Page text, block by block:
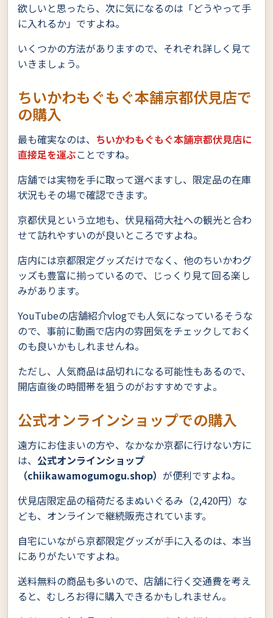
欲しいと思ったら、次に気になるのは「どうやって手
に入れるか」ですよね。
いくつかの方法がありますので、それぞれ詳しく見て
いきましょう。
ちいかわもぐもぐ本舗京都伏見店で
の購入
最も確実なのは、 ちいかわもぐもぐ本舗京都伏見店に
直接足を運ぶことですね。
店舗では実物を手に取って選べますし、限定品の在庫
状況もその場で確認できます。
京都伏見という立地も、伏見稲荷大社への観光と合わ
せて訪れやすいのが良いところですよね。
店内には京都限定グッズだけでなく、他のちいかわグ
ッズも豊富に揃っているので、じっくり見て回る楽し
みがあります。
YouTubeの店舗紹介vlogでも人気になっているそうな
ので、事前に動画で店内の雰囲気をチェックしておく
のも良いかもしれませんね。
ただし、人気商品は品切れになる可能性もあるので、
開店直後の時間帯を狙うのがおすすめですよ。
公式オンラインショップでの購入
遠方にお住まいの方や、なかなか京都に行けない方に
は、 公式オンラインショップ
（chiikawamogumogu.shop） が便利ですよね。
伏見店限定品の稲荷だるまぬいぐるみ（2,420円）な
ども、オンラインで継続販売されています。
自宅にいながら京都限定グッズが手に入るのは、本当
にありがたいですよね。
送料無料の商品も多いので、店舗に行く交通費を考え
ると、むしろお得に購入できるかもしれません。